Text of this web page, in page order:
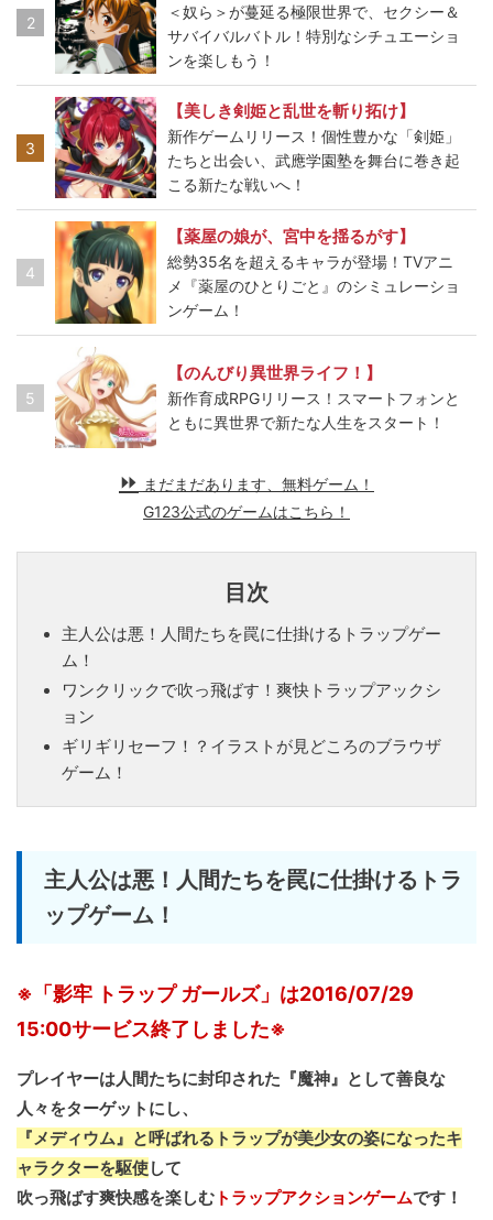
2
＜奴ら＞が蔓延る極限世界で、セクシー＆
サバイバルバトル！特別なシチュエーショ
ンを楽しもう！
3
【美しき剣姫と乱世を斬り拓け】
新作ゲームリリース！個性豊かな「剣姫」
たちと出会い、武應学園塾を舞台に巻き起
こる新たな戦いへ！
4
【薬屋の娘が、宮中を揺るがす】
総勢35名を超えるキャラが登場！TVアニ
メ『薬屋のひとりごと』のシミュレーショ
ンゲーム！
5
【のんびり異世界ライフ！】
新作育成RPGリリース！スマートフォンと
ともに異世界で新たな人生をスタート！
まだまだあります、無料ゲーム！
G123公式のゲームはこちら！
目次
主人公は悪！人間たちを罠に仕掛けるトラップゲー
ム！
ワンクリックで吹っ飛ばす！爽快トラップアックシ
ョン
ギリギリセーフ！？イラストが見どころのブラウザ
ゲーム！
主人公は悪！人間たちを罠に仕掛けるトラ
ップゲーム！
※「影牢 トラップ ガールズ」は2016/07/29
15:00サービス終了しました※
プレイヤーは人間たちに封印された『魔神』として善良な
人々をターゲットにし、
『メディウム』と呼ばれるトラップが美少女の姿になったキ
ャラクターを駆使して
吹っ飛ばす爽快感を楽しむ トラップアクションゲームです！